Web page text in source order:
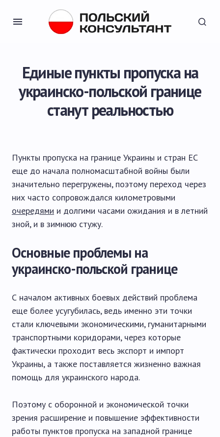
Единые пункты пропуска на
украинско-польской границе
станут реальностью
Пункты пропуска на границе Украины и стран ЕС
еще до начала полномасштабной войны были
значительно перегружены, поэтому переход через
них часто сопровождался километровыми
очередями и долгими часами ожидания и в летний
зной, и в зимнюю стужу.
Основные проблемы на
украинско-польской границе
С началом активных боевых действий проблема
еще более усугубилась, ведь именно эти точки
стали ключевыми экономическими, гуманитарными
транспортными коридорами, через которые
фактически проходит весь экспорт и импорт
Украины, а также поставляется жизненно важная
помощь для украинского народа.
Поэтому с оборонной и экономической точки
зрения расширение и повышение эффективности
работы пунктов пропуска на западной границе